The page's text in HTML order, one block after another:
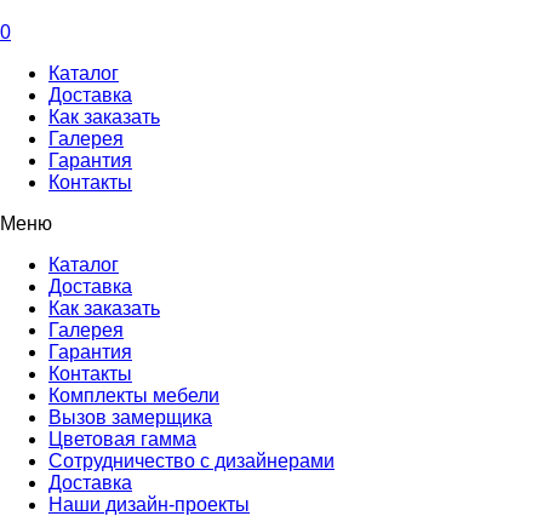
0
Каталог
Доставка
Как заказать
Галерея
Гарантия
Контакты
Меню
Каталог
Доставка
Как заказать
Галерея
Гарантия
Контакты
Комплекты мебели
Вызов замерщика
Цветовая гамма
Сотрудничество с дизайнерами
Доставка
Наши дизайн-проекты